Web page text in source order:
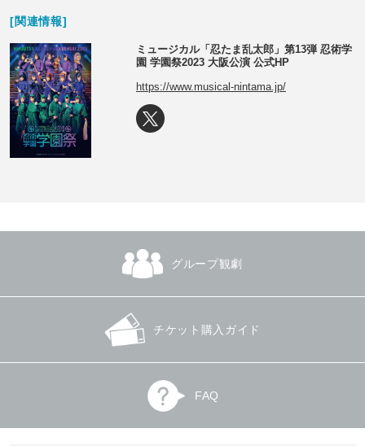
[関連情報]
ミュージカル「忍たま乱太郎」第13弾 忍術学
園 学園祭2023 大阪公演 公式HP
https://www.musical-nintama.jp/
グループ観劇
チケット購入ガイド
FAQ